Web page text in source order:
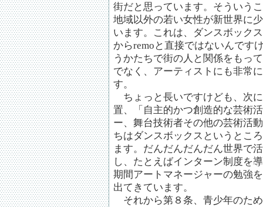
街だと思っています。そういう
地域以外の若い女性が新世界に
います。これは、ダンスボック
からremoと直接ではないんです
うかたちで街の人と関係をもっ
でなく、アーティストにも非常
す。
ちょっと長いですけども、次
置、「自主的かつ創造的な芸術
ー、舞台技術者その他の芸術活
ちはダンスボックスというとこ
ます。だんだんだんだん世界で
し、たとえばインターン制度を
期間アートマネージャーの勉強
出てきています。
それから第８条、青少年のた